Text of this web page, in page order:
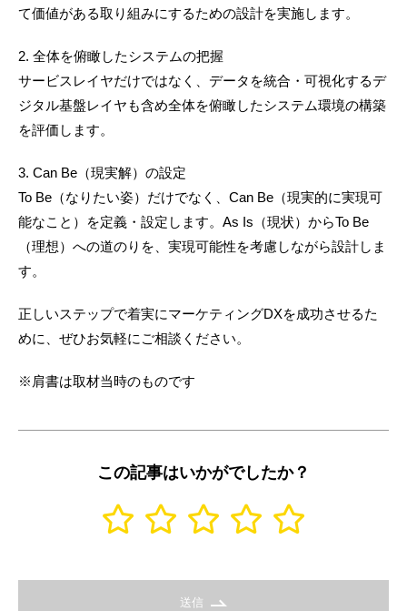
て価値がある取り組みにするための設計を実施します。
2. 全体を俯瞰したシステムの把握
サービスレイヤだけではなく、データを統合・可視化するデ
ジタル基盤レイヤも含め全体を俯瞰したシステム環境の構築
を評価します。
3. Can Be（現実解）の設定
To Be（なりたい姿）だけでなく、Can Be（現実的に実現可
能なこと）を定義・設定します。As Is（現状）からTo Be
（理想）への道のりを、実現可能性を考慮しながら設計しま
す。
正しいステップで着実にマーケティングDXを成功させるた
めに、ぜひお気軽にご相談ください。
※肩書は取材当時のものです
この記事はいかがでしたか？
送信